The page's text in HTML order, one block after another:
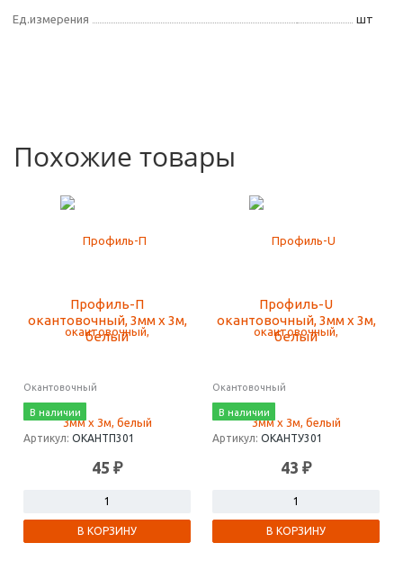
Ед.измерения шт
Похожие товары
Профиль-П
окантовочный, 3мм х 3м,
белый
Окантовочный
В наличии
Артикул: ОКАНТП301
45 ₽
В КОРЗИНУ
Профиль-U
окантовочный, 3мм х 3м,
белый
Окантовочный
В наличии
Артикул: ОКАНТУ301
43 ₽
В КОРЗИНУ